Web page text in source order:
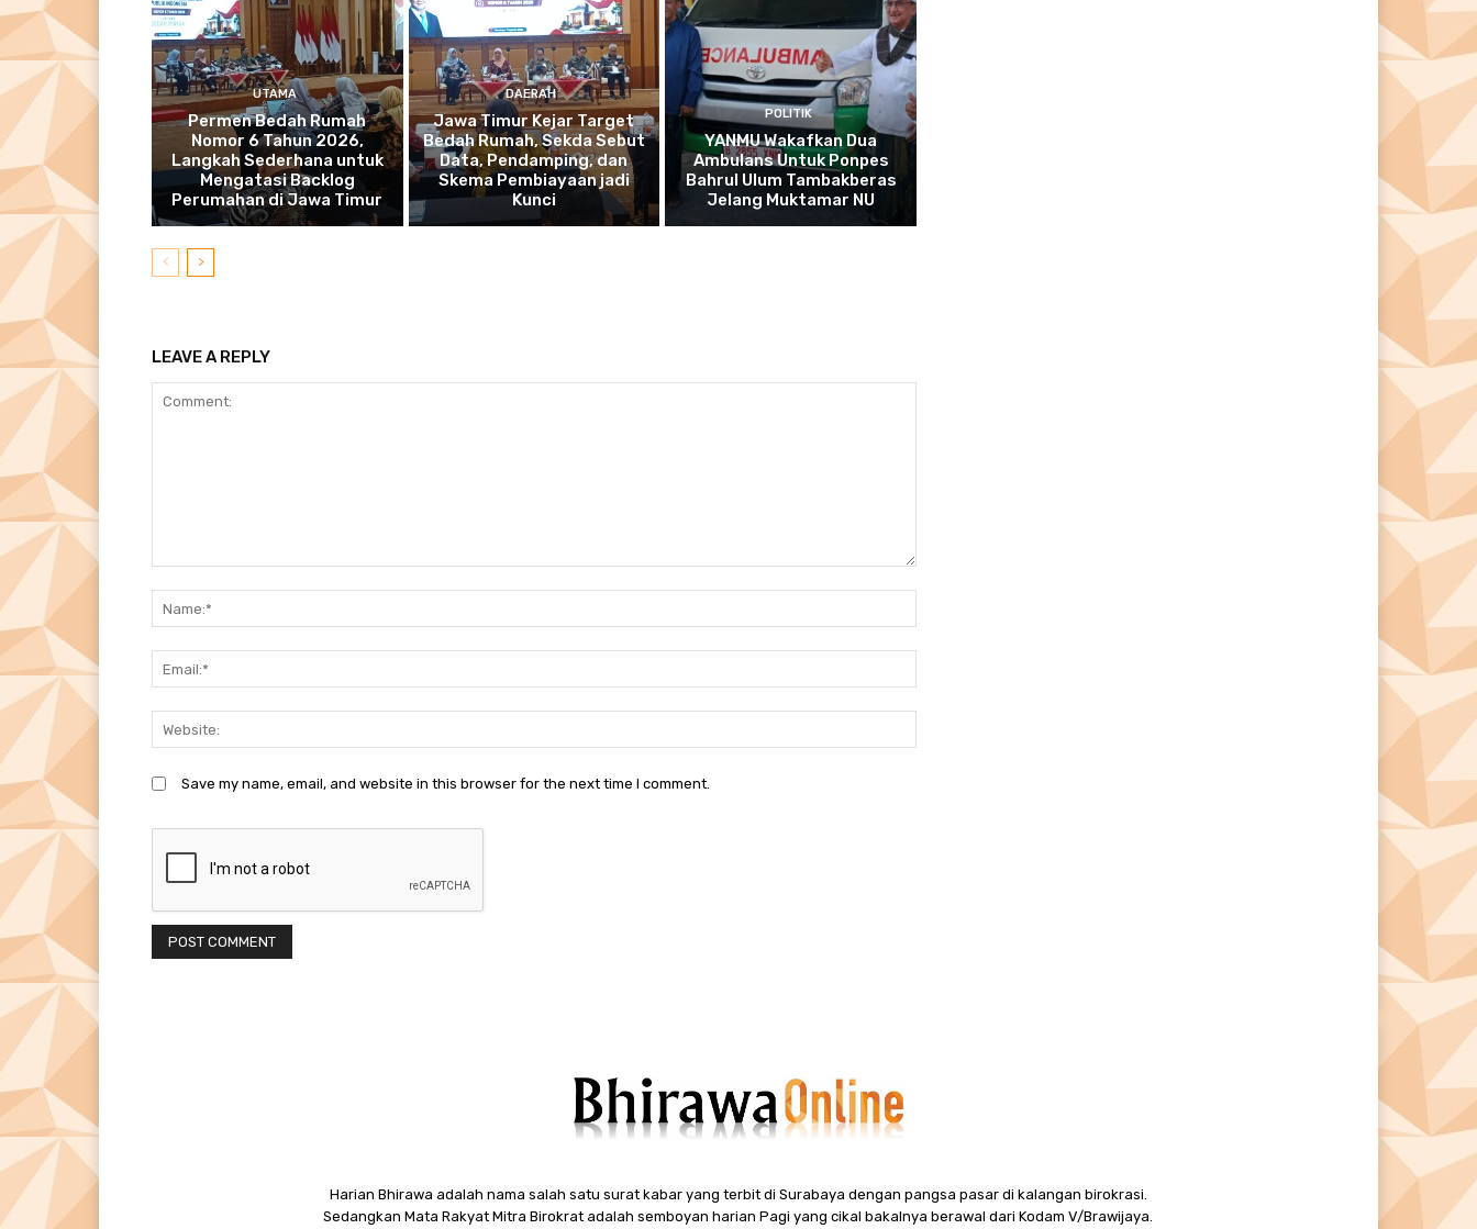
UTAMA
Permen Bedah Rumah
Nomor 6 Tahun 2026,
Langkah Sederhana untuk
Mengatasi Backlog
Perumahan di Jawa Timur
DAERAH
Jawa Timur Kejar Target
Bedah Rumah, Sekda Sebut
Data, Pendamping, dan
Skema Pembiayaan jadi
Kunci
POLITIK
YANMU Wakafkan Dua
Ambulans Untuk Ponpes
Bahrul Ulum Tambakberas
Jelang Muktamar NU
LEAVE A REPLY
Save my name, email, and website in this browser for the next time I comment.
Harian Bhirawa adalah nama salah satu surat kabar yang terbit di Surabaya dengan pangsa pasar di kalangan birokrasi.
Sedangkan Mata Rakyat Mitra Birokrat adalah semboyan harian Pagi yang cikal bakalnya berawal dari Kodam V/Brawijaya.